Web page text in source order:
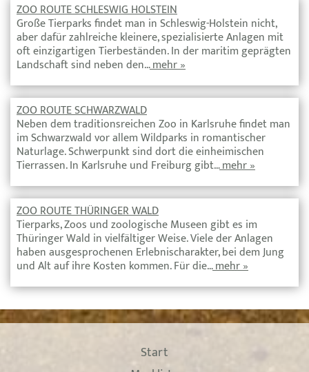
ZOO ROUTE SCHLESWIG HOLSTEIN
Große Tierparks findet man in Schleswig-Holstein nicht,
aber dafür zahlreiche kleinere, spezialisierte Anlagen mit
oft einzigartigen Tierbeständen. In der maritim geprägten
Landschaft sind neben den…mehr »
ZOO ROUTE SCHWARZWALD
Neben dem traditionsreichen Zoo in Karlsruhe findet man
im Schwarzwald vor allem Wildparks in romantischer
Naturlage. Schwerpunkt sind dort die einheimischen
Tierrassen. In Karlsruhe und Freiburg gibt…mehr »
ZOO ROUTE THÜRINGER WALD
Tierparks, Zoos und zoologische Museen gibt es im
Thüringer Wald in vielfältiger Weise. Viele der Anlagen
haben ausgesprochenen Erlebnischarakter, bei dem Jung
und Alt auf ihre Kosten kommen. Für die…mehr »
Start